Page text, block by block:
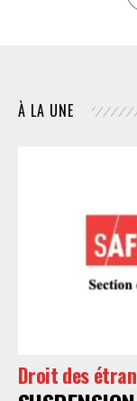
À LA UNE
Droit des